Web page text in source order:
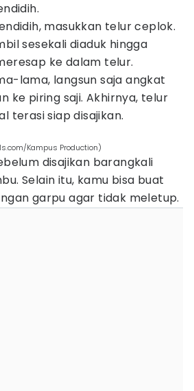
masukkan telur ceplok.
sesekali diaduk hingga
ke dalam telur.
lama, langsun saja angkat
ke piring saji. Akhirnya, telur
terasi siap disajikan.
Kampus Production)
disajikan barangkali
Selain itu, kamu bisa buat
garpu agar tidak meletup.